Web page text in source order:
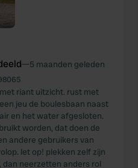
—5 maanden geleden
riant uitzicht. rust met
jeu de boulesbaan naast
en het water afgesloten.
worden, dat doen de
andere gebruikers van
let op! plekken zelf zijn
dan neerzetten anders rol